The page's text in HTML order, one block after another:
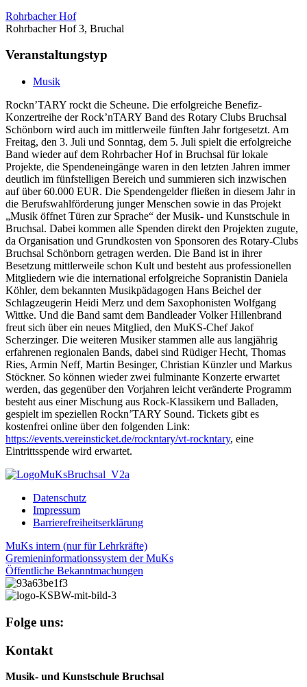
Rohrbacher Hof
Rohrbacher Hof 3, Bruchal
Veranstaltungstyp
Musik
Rockn’TARY rockt die Scheune. Die erfolgreiche Benefiz-
Konzertreihe der Rock’nTARY Band des Rotary Clubs Bruchsal
Schönborn wird auch im mittlerweile fünften Jahr fortgesetzt. Am
Freitag, den 3. Juli und Sonntag, dem 5. Juli spielt die erfolgreiche
Band wieder auf dem Rohrbacher Hof in Bruchsal für lokale
Projekte, die Spendeneingänge waren in den letzten Jahren immer
deutlich im fünfstelligen Bereich und summieren sich inzwischen
auf über 60.000 EUR. Die Spendengelder fließen in diesem Jahr in
die Berufswahlförderung junger Menschen sowie in das Projekt
„Musik öffnet Türen zur Sprache“ der Musik- und Kunstschule in
Bruchsal. Dabei kommen alle Spenden direkt den Projekten zugute,
da Organisation und Grundkosten von Sponsoren des Rotary-Clubs
Bruchsal Schönborn getragen werden. Die Band ist in ihrer
Besetzung mittlerweile schon Kult und besteht aus professionellen
Mitgliedern wie die international erfolgreiche Sopranistin Daniela
Köhler, dem bekannten Musikpädagogen Hans Beichel der
Schlagzeugerin Heidi Merz und dem Saxophonisten Wolfgang
Wittke. Und die Band samt dem Bandleader Volker Hillenbrand
freut sich über ein neues Mitglied, den MuKS-Chef Jakof
Scherzinger. Die weiteren Musiker stammen alle aus langjährig
erfahrenen regionalen Bands, dabei sind Rüdiger Hecht, Thomas
Ries, Armin Neff, Martin Besinger, Christian Künzler und Markus
Stöckner. So können wieder zwei fulminante Konzerte erwartet
werden, das gegenüber den Vorjahren leicht veränderte Programm
besteht aus einer Mischung aus Rock-Klassikern und Balladen,
gespielt im speziellen Rockn’TARY Sound. Tickets gibt es
kostenfrei online über den folgenden Link:
https://events.vereinsticket.de/rockntary/vt-rockntary, eine
Eintrittsspende wird erwartet.
Datenschutz
Impressum
Barrierefreiheitserklärung
MuKs intern (nur für Lehrkräfte)
Gremieninformationssystem der MuKs
Öffentliche Bekanntmachungen
Folge uns:
Kontakt
Musik- und Kunstschule Bruchsal